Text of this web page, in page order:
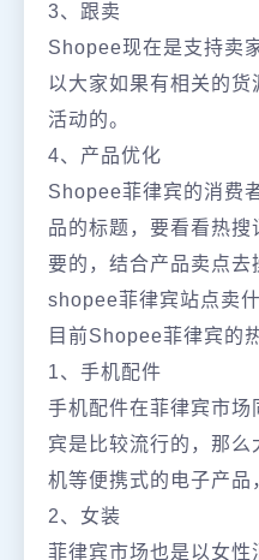
3、跟卖
Shopee现在是支持卖
以大家如果有相关的
活动的。
4、产品优化
Shopee菲律宾的消费
品的标题，要看看热
要的，结合产品卖点去
shopee菲律宾站点卖
目前Shopee菲律宾的
1、手机配件
手机配件在菲律宾市
宾是比较流行的，那
机等便携式的电子产品
2、女装
菲律宾市场也是以女性